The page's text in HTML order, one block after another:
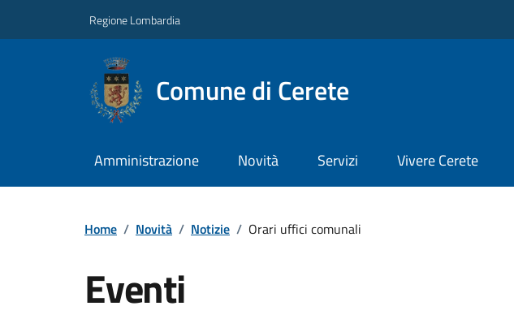
Regione Lombardia
Comune di Cerete
Amministrazione Novità Servizi Vivere Cerete
Home / Novità / Notizie / Orari uffici comunali
Eventi